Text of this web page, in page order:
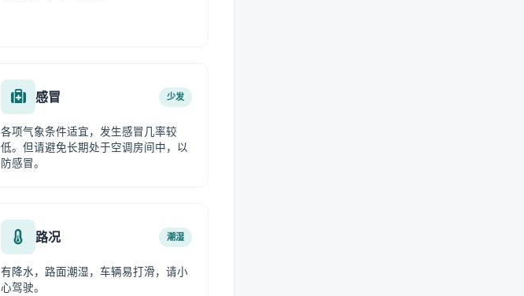
感冒 少发
各项气象条件适宜，发生感冒几率较
低。但请避免长期处于空调房间中，以
防感冒。
路况 潮湿
有降水，路面潮湿，车辆易打滑，请小
心驾驶。